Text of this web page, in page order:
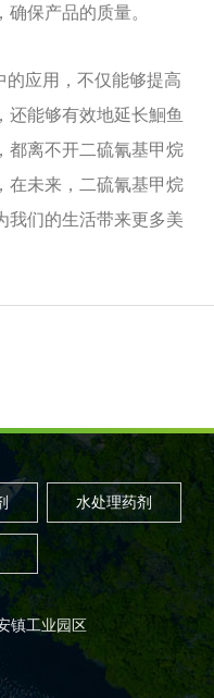
保产品的质量。
的应用，不仅能够提高
还能够有效地延长鮰鱼
都离不开二硫氰基甲烷
在未来，二硫氰基甲烷
我们的生活带来更多美
水处理药剂
镇工业园区